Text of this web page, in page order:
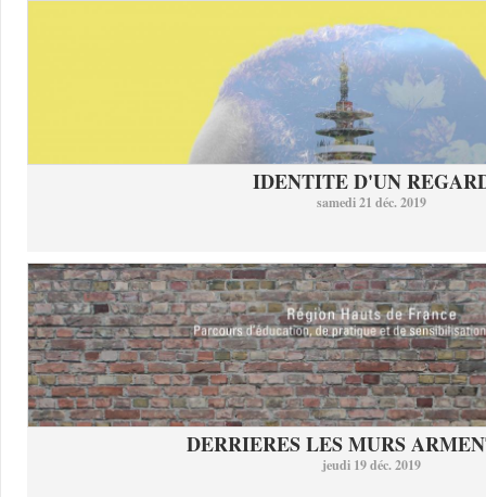
IDENTITE D'UN
samedi 21 déc. 2019
DERRIERES LES MURS
jeudi 19 déc. 2019